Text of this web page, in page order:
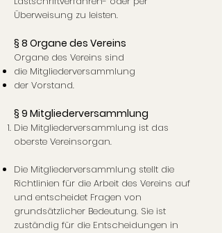
Überweisung zu leisten.
§ 8 Organe des Vereins
Organe des Vereins sind
die Mitgliederversammlung
der Vorstand.
§ 9 Mitgliederversammlung
Die Mitgliederversammlung ist das
oberste Vereinsorgan.
Die Mitgliederversammlung stellt die
Richtlinien für die Arbeit des Vereins auf
und entscheidet Fragen von
grundsätzlicher Bedeutung. Sie ist
zuständig für die Entscheidungen in